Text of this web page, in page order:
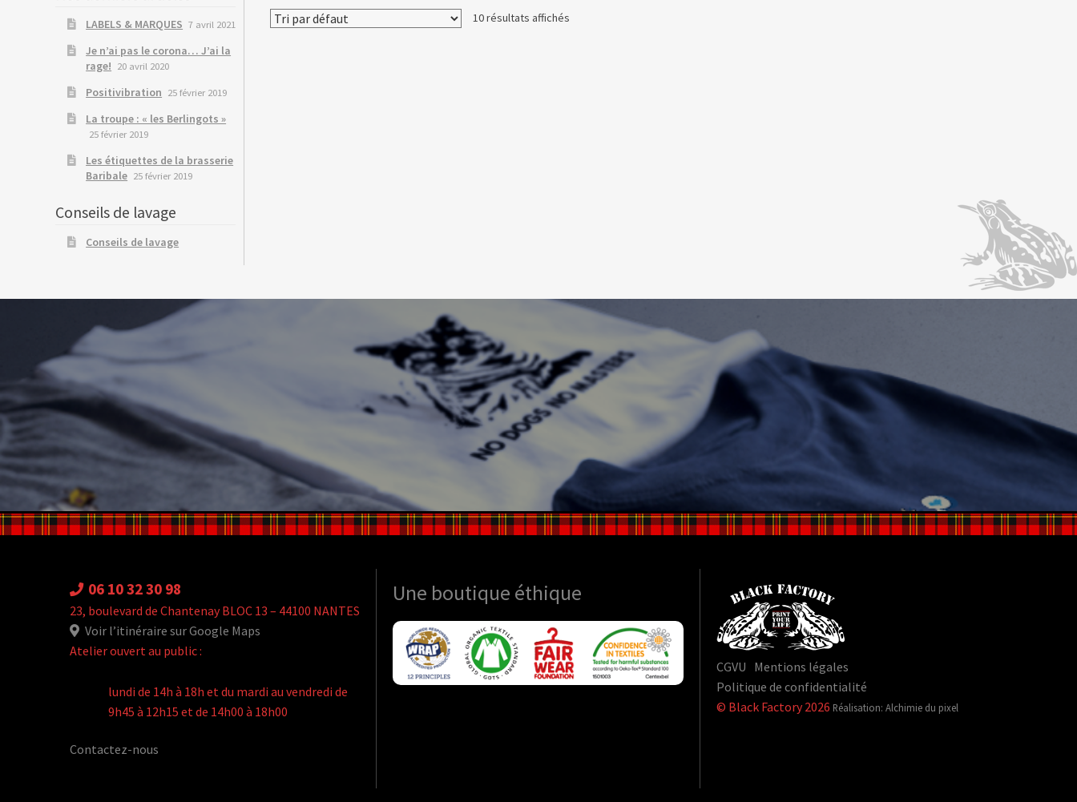
10 résultats affichés
LABELS & MARQUES 7 avril 2021
Je n’ai pas le corona… J’ai la
rage! 20 avril 2020
Positivibration 25 février 2019
La troupe : « les Berlingots »
25 février 2019
Les étiquettes de la brasserie
Baribale 25 février 2019
Conseils de lavage
Conseils de lavage
06 10 32 30 98
23, boulevard de Chantenay BLOC 13 – 44100 NANTES
Voir l’itinéraire sur Google Maps
Atelier ouvert au public :
lundi de 14h à 18h et du mardi au vendredi de
9h45 à 12h15 et de 14h00 à 18h00
Contactez-nous
Une boutique éthique
CGVU Mentions légales
Politique de confidentialité
© Black Factory 2026 Réalisation: Alchimie du pixel